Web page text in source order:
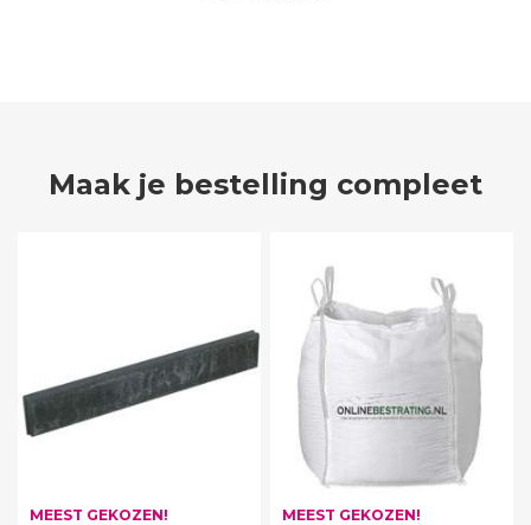
Maak je bestelling compleet
MEEST GEKOZEN! MEEST GEKOZEN!